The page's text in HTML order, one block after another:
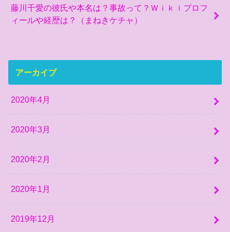
藤川千愛の彼氏や本名は？事故って？Ｗｉｋｉプロフ
ィールや経歴は？（まねきケチャ）
アーカイブ
2020年4月
2020年3月
2020年2月
2020年1月
2019年12月